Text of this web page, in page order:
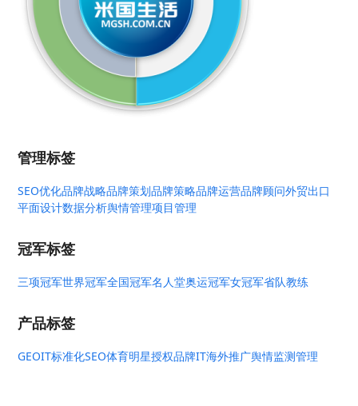
管理标签
SEO优化品牌战略品牌策划品牌策略品牌运营品牌顾问外贸出口
平面设计数据分析舆情管理项目管理
冠军标签
三项冠军世界冠军全国冠军名人堂奥运冠军女冠军省队教练
产品标签
GEOIT标准化SEO体育明星授权品牌IT海外推广舆情监测管理